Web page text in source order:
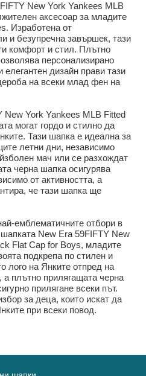
New York Yankees MLB
аксесоар за младите
Изработена от
и безупречна завършек, тази
комфорт и стил. Плътно
персонализирано
елегантен дизайн прави тази
на всеки млад фен на
York Yankees MLB Fitted
могат гордо и стилно да
Тази шапка е идеална за
летни дни, независимо
мач или се разхождат
черна шапка осигурява
от активността, а
че тази шапка ще
емблематичните отбори в
New Era 59FIFTY New
Flat Cap for Boys, младите
подкрепа по стилен и
лого на Янките отпред на
а плътно прилягащата черна
прилягане всеки път.
за деца, които искат да
при всеки повод.